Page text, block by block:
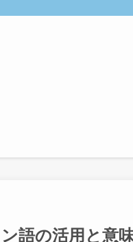
語の活用と意